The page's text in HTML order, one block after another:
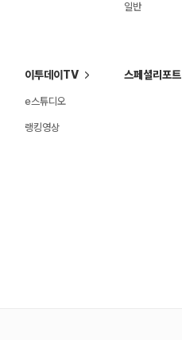
일반
이투데이TV
e스튜디오
랭킹영상
스페셜리포트